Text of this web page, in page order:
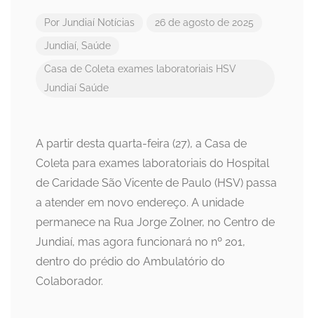
Por Jundiaí Notícias 26 de agosto de 2025
Jundiaí, Saúde
Casa de Coleta exames laboratoriais HSV
Jundiaí Saúde
A partir desta quarta-feira (27), a Casa de
Coleta para exames laboratoriais do Hospital
de Caridade São Vicente de Paulo (HSV) passa
a atender em novo endereço. A unidade
permanece na Rua Jorge Zolner, no Centro de
Jundiaí, mas agora funcionará no nº 201,
dentro do prédio do Ambulatório do
Colaborador.